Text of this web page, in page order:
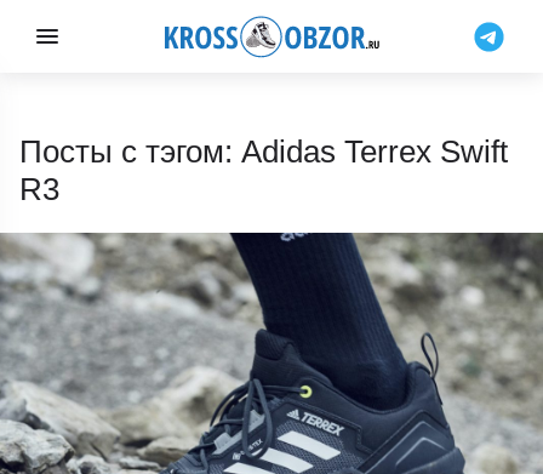
Посты с тэгом: Adidas Terrex Swift
R3